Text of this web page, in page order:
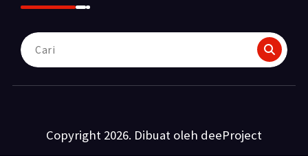
Pencarian
untuk:
Copyright 2026. Dibuat oleh deeProject